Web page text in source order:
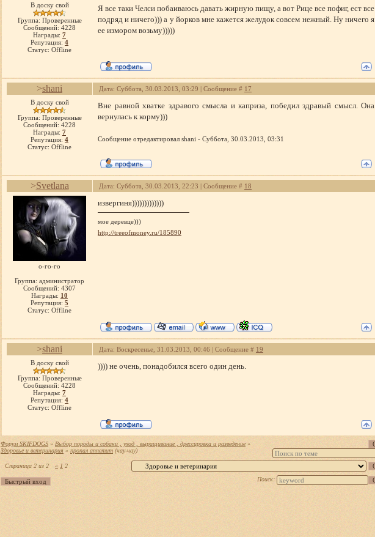
В доску свой
Группа: Проверенные
Сообщений: 4228
Награды: 7
Репутация: 4
Статус: Offline
Я все таки Челси побаиваюсь давать жирную пищу, а вот Рице все пофиг, ест все
подряд и ничего))) а у йорков мне кажется желудок совсем нежный. Ну ничего я
ее измором возьму)))))
>shani Дата: Суббота, 30.03.2013, 03:29 | Сообщение # 17
В доску свой
Группа: Проверенные
Сообщений: 4228
Награды: 7
Репутация: 4
Статус: Offline
Вне равной хватке здравого смысла и каприза, победил здравый смысл. Она
вернулась к корму)))
Сообщение отредактировал shani - Суббота, 30.03.2013, 03:31
>Svetlana Дата: Суббота, 30.03.2013, 22:23 | Сообщение # 18
о-го-го
Группа: администратор
Сообщений: 4307
Награды: 10
Репутация: 5
Статус: Offline
извергиня)))))))))))))
мое деревце)))
http://treeofmoney.ru/185890
>shani Дата: Воскресенье, 31.03.2013, 00:46 | Сообщение # 19
В доску свой
Группа: Проверенные
Сообщений: 4228
Награды: 7
Репутация: 4
Статус: Offline
)))) не очень, понадобился всего один день.
Форум SKIFDOGS » Выбор породы и собаки , уход , выращивание , дрессировка и разведение »
Здоровье и ветеринария » пропал аппетит (чау-чау)
Страница 2 из 2 « 1 2
Поиск: